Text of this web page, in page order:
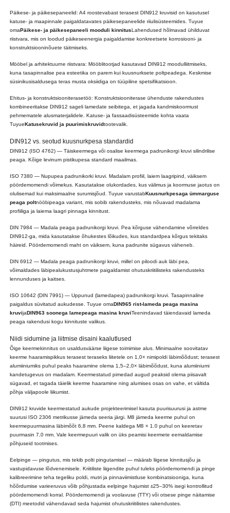
Päikese- ja päikesepaneelid: A4 roostevabast terasest DIN912 kruvisid on kasutusel
katuse- ja maapinnale paigaldatavates päikesepaneelide riiulisüsteemides. Tuyue
omaPäikese- ja päikesepaneeli mooduli kinnitusLahendused hõlmavad ühilduvat
riistvara, mis on loodud päikeseenergia paigaldamise konkreetsete korrosiooni- ja
konstruktsiooninõuete täitmiseks.
Mööbel ja arhitektuurne riistvara: Mööblitootjad kasutavad DIN912 moodulliitmiseks,
kuna tasapinnalise pea esteetika on parem kui kuusnurksete poltpeadega. Keskmise
süsinikusisaldusega teras musta oksiidiga on tüüpiline spetsifikatsioon.
Ehitus- ja konstruktsiooniterasetöö: Konstruktsiooniterase ühenduste rakendustes
kombineeritakse DIN912 sageli lamedate seibitega, et jagada kandmiskoormust
pehmematele alusmaterjalidele. Katuse- ja fassaadisüsteemide kohta vaata
TuyueKatusekruvid ja puurimiskruvidtootevalik.
DIN912 vs. seotud kuusnurkpesa standardid
DIN912 (ISO 4762) — Täiskeermega või osalise keermega padrunikorgi kruvi silindrilise
peaga. Kõige levinum pistikupesa standard maailmas.
ISO 7380 — Nupupea padrunikorki kruvi. Madalam profiil, laiem laagripind, väiksem
pöördemomendi võimekus. Kasutatakse olukordades, kus välimus ja koormuse jaotus on
olulisemad kui maksimaalne surumisjõud. Tuyue varustabKuusnurkpesaga ümmarguse
peaga poltnööbipeaga variant, mis sobib rakendusteks, mis nõuavad madalama
profiiliga ja laiema laagri pinnaga kinnitust.
DIN 7984 — Madala peaga padrunikorgi kruvi. Pea kõrguse vähendamine võrreldes
DIN912-ga, mida kasutatakse õhukestes lõikudes, kus standardpea kõrgus tekitaks
häireid. Pöördemomendi maht on väiksem, kuna padrunite sügavus väheneb.
DIN 6912 — Madala peaga padrunikorgi kruvi, millel on piloodi auk läbi pea,
võimaldades läbipealukustusjuhtmete paigaldamist ohutuskriitilisteks rakendusteks
lennunduses ja kaitses.
ISO 10642 (DIN 7991) — Uppunud (lamedapea) padrunikorgi kruvi. Tasapinnaline
paigaldus süvitatud aukudesse. Tuyue omaDIN965 rist-lameda peaga masina
kruvijaDIN963 soonega lamepeaga masina kruviTeenindavad täiendavaid lameda
peaga rakendusi kogu kinnituste valikus.
Niidi sidumine ja liitmise disaini kaalutlused
Õige keermekinnitus on usaldusväärse liigese toimimise alus. Minimaalne soovitatav
keerme haaramispikkus terasest teraseks liitetele on 1,0× nimipoldi läbimõõdust; terasest
alumiiniumiks puhul peaks haaramine olema 1,5–2,0× läbimõõdust, kuna alumiiniumi
kandetugevus on madalam. Keermestatud pimedad augud peaksid olema piisavalt
sügavad, et tagada täielik keerme haaramine ning alumises osas on vahe, et vältida
põhja väljapoole liikumist.
DIN912 kruvide keermestatud aukude projekteerimisel kasuta puurisuurusi ja astme
suurusi ISO 2306 metrikusse jämeda seeria järgi. M8 jämeda keerme puhul on
keermepuurmasina läbimõõt 6,8 mm. Peene kaldega M8 × 1.0 puhul on keeretav
puurmasin 7,0 mm. Vale keermepuuri valik on üks peamisi keermete eemaldamise
põhjuseid tootmises.
Eelpinge — pingutus, mis tekib polti pingutamisel — määrab liigese kinnitusjõu ja
vastupidavuse lõdvenemisele. Kriitiliste liigendite puhul tuleks pöördemomendi ja pinge
kalibreerimine teha tegeliku poldi, mutri ja pinnaviimistluse kombinatsiooniga, kuna
hõõrdumise varieeruvus võib põhjustada eelpinge hajumist ±25–30% isegi kontrollitud
pöördemomendi korral. Pöördemomendi ja voolavuse (TTY) või otsese pinge näitamise
(DTI) meetodid vähendavad seda hajumist ohutuskriitilistes rakendustes.